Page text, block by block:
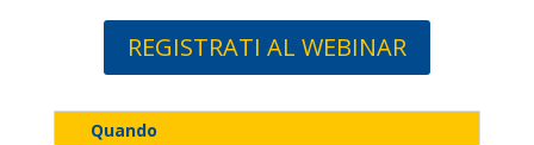
REGISTRATI AL WEBINAR
Quando